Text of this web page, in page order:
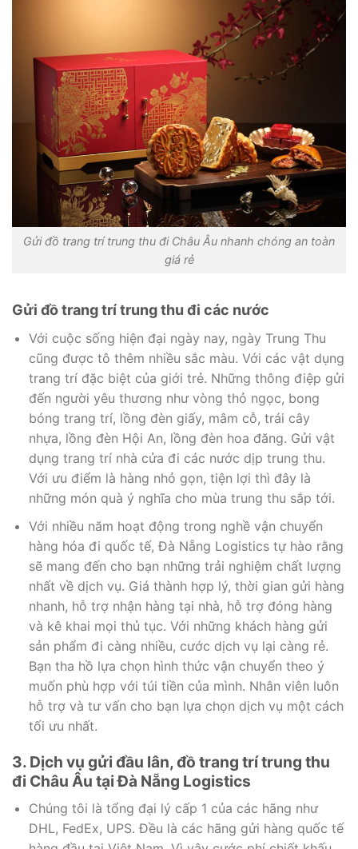
Gửi đồ trang trí trung thu đi Châu Âu nhanh chóng an toàn
giá rẻ
Gửi đồ trang trí trung thu đi các nước
Với cuộc sống hiện đại ngày nay, ngày Trung Thu
cũng được tô thêm nhiều sắc màu. Với các vật dụng
trang trí đặc biệt của giới trẻ. Những thông điệp gửi
đến người yêu thương như vòng thỏ ngọc, bong
bóng trang trí, lồng đèn giấy, mâm cỗ, trái cây
nhựa, lồng đèn Hội An, lồng đèn hoa đăng. Gửi vật
dụng trang trí nhà cửa đi các nước dịp trung thu.
Với ưu điểm là hàng nhỏ gọn, tiện lợi thì đây là
những món quà ý nghĩa cho mùa trung thu sắp tới.
Với nhiều năm hoạt động trong nghề vận chuyển
hàng hóa đi quốc tế, Đà Nẵng Logistics tự hào rằng
sẽ mang đến cho bạn những trải nghiệm chất lượng
nhất về dịch vụ. Giá thành hợp lý, thời gian gửi hàng
nhanh, hỗ trợ nhận hàng tại nhà, hỗ trợ đóng hàng
và kê khai mọi thủ tục. Với những khách hàng gửi
sản phẩm đi càng nhiều, cước dịch vụ lại càng rẻ.
Bạn tha hồ lựa chọn hình thức vận chuyển theo ý
muốn phù hợp với túi tiền của mình. Nhân viên luôn
hỗ trợ và tư vấn cho bạn lựa chọn dịch vụ một cách
tối ưu nhất.
3. Dịch vụ gửi đầu lân, đồ trang trí trung thu
đi Châu Âu tại Đà Nẵng Logistics
Chúng tôi là tổng đại lý cấp 1 của các hãng như
DHL, FedEx, UPS. Đều là các hãng gửi hàng quốc tế